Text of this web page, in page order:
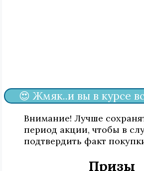
😍 Жмяк..и вы в курсе
Внимание! Лучше
период акции, чтобы в
подтвердить факт
Призы